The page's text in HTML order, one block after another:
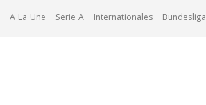
A La Une Serie A Internationales Bundesliga